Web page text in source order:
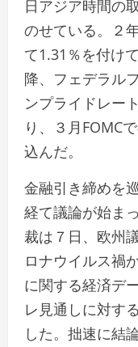
日アジア時間の
のせている。２
て1.31％を付け
降、フェデラル
ンプライドレー
り、３月FOMC
込んだ。
金融引き締めを
経て議論が始ま
裁は７日、欧州
ロナウイルス禍
に関する経済デ
レ見通しに対す
した。拙速に結